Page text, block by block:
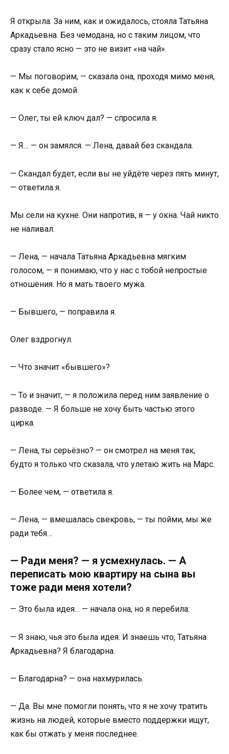
Я открыла. За ним, как и ожидалось, стояла Татьяна
Аркадьевна. Без чемодана, но с таким лицом, что
сразу стало ясно — это не визит «на чай».
— Мы поговорим, — сказала она, проходя мимо меня,
как к себе домой.
— Олег, ты ей ключ дал? — спросила я.
— Я… — он замялся. — Лена, давай без скандала.
— Скандал будет, если вы не уйдёте через пять минут,
— ответила я.
Мы сели на кухне. Они напротив, я — у окна. Чай никто
не наливал.
— Лена, — начала Татьяна Аркадьевна мягким
голосом, — я понимаю, что у нас с тобой непростые
отношения. Но я мать твоего мужа.
— Бывшего, — поправила я.
Олег вздрогнул.
— Что значит «бывшего»?
— То и значит, — я положила перед ним заявление о
разводе. — Я больше не хочу быть частью этого
цирка.
— Лена, ты серьёзно? — он смотрел на меня так,
будто я только что сказала, что улетаю жить на Марс.
— Более чем, — ответила я.
— Лена, — вмешалась свекровь, — ты пойми, мы же
ради тебя…
— Ради меня? — я усмехнулась. — А
переписать мою квартиру на сына вы
тоже ради меня хотели?
— Это была идея… — начала она, но я перебила:
— Я знаю, чья это была идея. И знаешь что, Татьяна
Аркадьевна? Я благодарна.
— Благодарна? — она нахмурилась.
— Да. Вы мне помогли понять, что я не хочу тратить
жизнь на людей, которые вместо поддержки ищут,
как бы отжать у меня последнее.